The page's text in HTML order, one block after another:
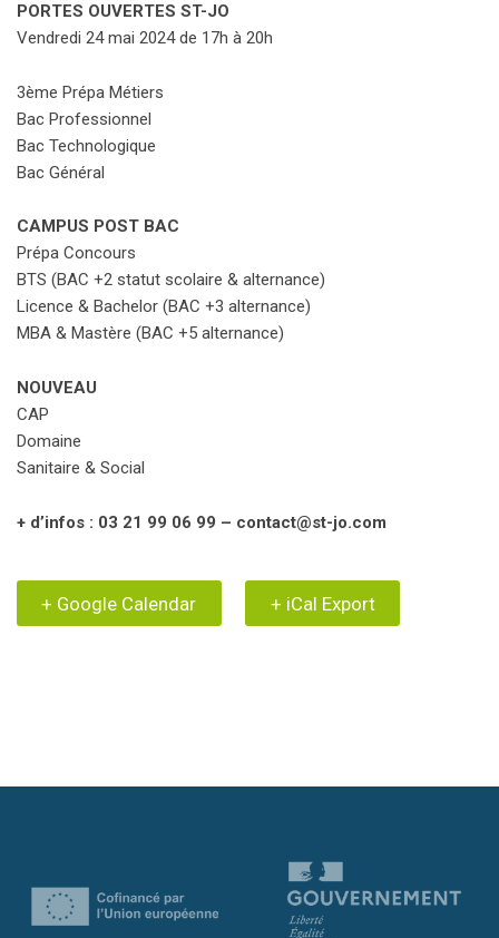
PORTES OUVERTES ST-JO
Vendredi 24 mai 2024 de 17h à 20h
3ème Prépa Métiers
Bac Professionnel
Bac Technologique
Bac Général
CAMPUS POST BAC
Prépa Concours
BTS (BAC +2 statut scolaire & alternance)
Licence & Bachelor (BAC +3 alternance)
MBA & Mastère (BAC +5 alternance)
NOUVEAU
CAP
Domaine
Sanitaire & Social
+ d’infos : 03 21 99 06 99 – contact@st-jo.com
+ Google Calendar + iCal Export